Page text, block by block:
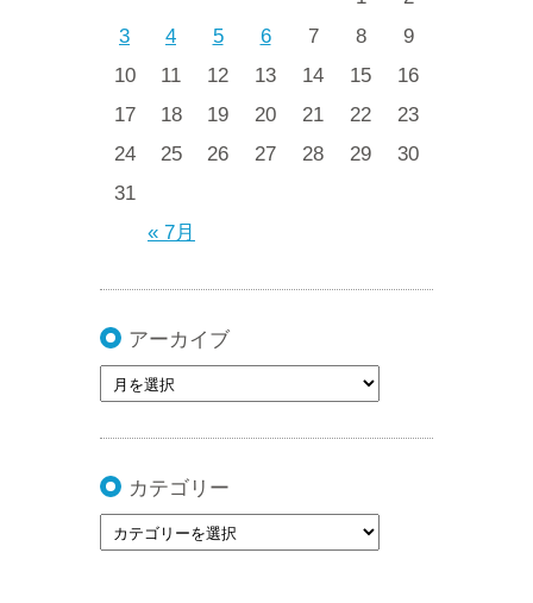
« 7月
3
4 5 6 7 8
9
10
11 12 13 14 15
16
17
18 19 20 21 22
23
24
25 26 27 28 29
30
31
アーカイブ
カテゴリー